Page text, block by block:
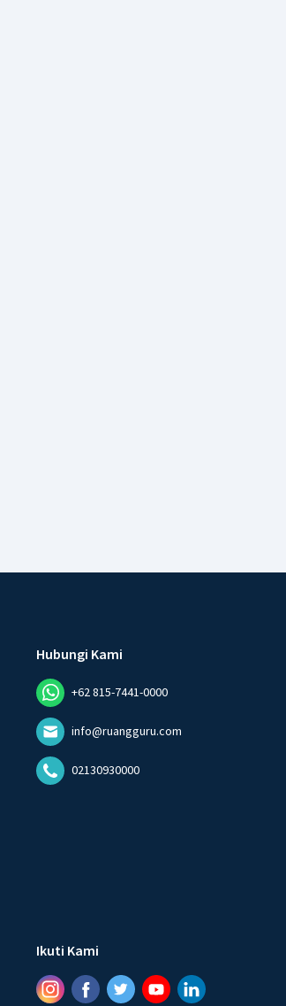
Hubungi Kami
+62 815-7441-0000
info@ruangguru.com
02130930000
Ikuti Kami